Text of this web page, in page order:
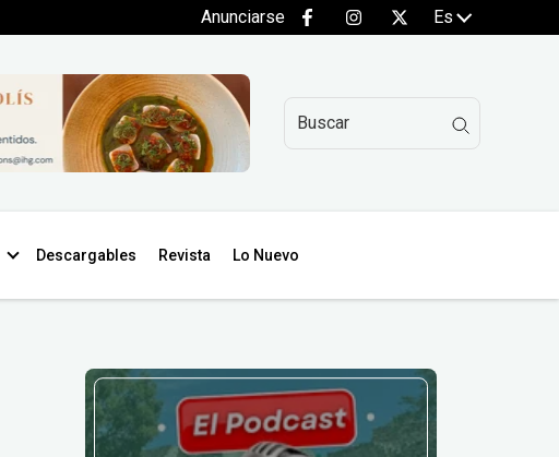
Anunciarse Es
Descargables Revista Lo Nuevo